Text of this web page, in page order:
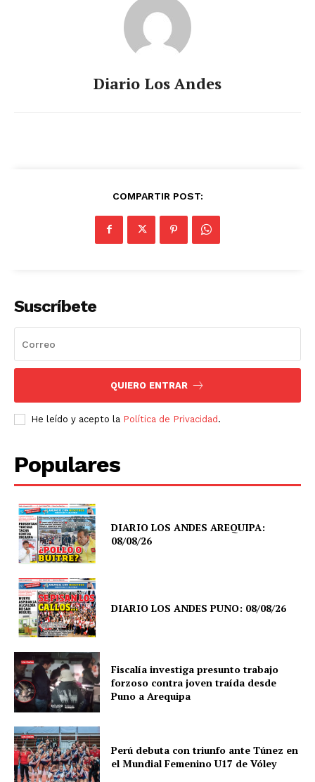
Diario Los Andes
COMPARTIR POST:
Suscríbete
QUIERO ENTRAR
He leído y acepto la Política de Privacidad .
Populares
DIARIO LOS ANDES AREQUIPA:
08/08/26
DIARIO LOS ANDES PUNO: 08/08/26
Fiscalía investiga presunto trabajo
forzoso contra joven traída desde
Puno a Arequipa
Perú debuta con triunfo ante Túnez en
el Mundial Femenino U17 de Vóley